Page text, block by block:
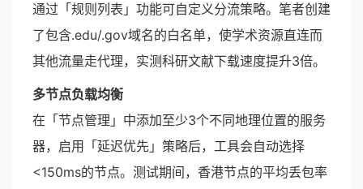
通过「规则列表」功能可自定义分流策略。笔者创建
了包含.edu/.gov域名的白名单，使学术资源直连而
其他流量走代理，实测科研文献下载速度提升3倍。
多节点负载均衡
在「节点管理」中添加至少3个不同地理位置的服务
器，启用「延迟优先」策略后，工具会自动选择
<150ms的节点。测试期间，香港节点的平均丢包率